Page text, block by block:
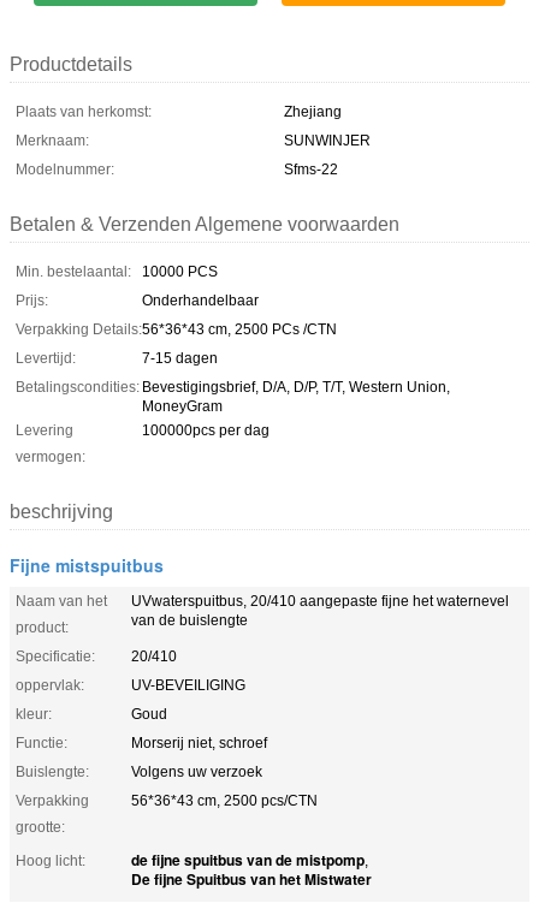
Productdetails
Plaats van herkomst:
Zhejiang
Merknaam:
SUNWINJER
Modelnummer:
Sfms-22
Betalen & Verzenden Algemene voorwaarden
Min. bestelaantal:
10000 PCS
Prijs:
Onderhandelbaar
Verpakking Details:56*36*43 cm, 2500 PCs /CTN
Levertijd:
7-15 dagen
Betalingscondities: Bevestigingsbrief, D/A, D/P, T/T, Western Union,
MoneyGram
Levering
vermogen:
100000pcs per dag
beschrijving
Fijne mistspuitbus
Naam van het
product:
UVwaterspuitbus, 20/410 aangepaste fijne het waternevel
van de buislengte
Specificatie:
20/410
oppervlak:
UV-BEVEILIGING
kleur:
Goud
Functie:
Morserij niet, schroef
Buislengte:
Volgens uw verzoek
Verpakking
grootte:
56*36*43 cm, 2500 pcs/CTN
Hoog licht: de fijne spuitbus van de mistpomp,
De fijne Spuitbus van het Mistwater